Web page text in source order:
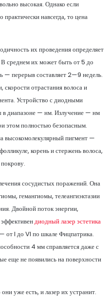
высокая. Однако если
навсегда, то цена
их проведения определяет
В среднем их может быть от 5 до
перерыв составляет 2—9 недель.
скорости отрастания волоса и
Устройство с диодными
в диапазоне — нм. Излучение — нм
этом полностью безопасным.
высокомолекулярный пигмент —
корень и стержень волоса,
сосудистых поражений. Она
гемангиомы, телеангиэктазии
Двойной поток энергии,
диодный лазер эстетика
от I до VI по шкале Фицпатрика.
4 мм справляется даже с
еще не появились на поверхности
уже есть, и лазер их устранит.